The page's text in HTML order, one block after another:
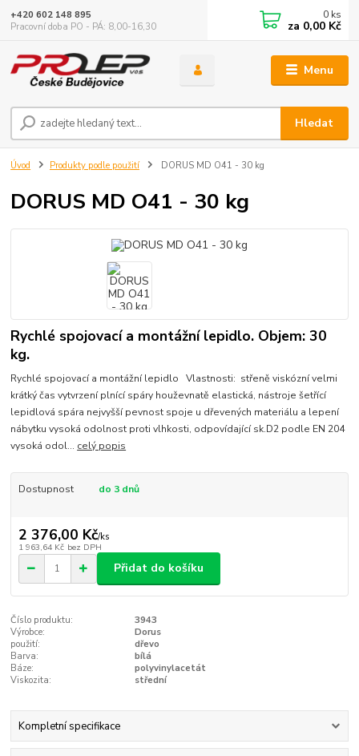
Menu
Hledat
+420 602 148 895
Pracovní doba PO - PÁ: 8,00-16,30
0 ks
za 0,00 Kč
Úvod Produkty podle použití DORUS MD O41 - 30 kg
DORUS MD O41 - 30 kg
Rychlé spojovací a montážní lepidlo. Objem: 30
kg.
Rychlé spojovací a montážní lepidlo Vlastnosti: střeně viskózní velmi
krátký čas vytvrzení plnící spáry houževnatě elastická, nástroje šetřící
lepidlová spára nejvyšší pevnost spoje u dřevených materiálu a lepení
nábytku vysoká odolnost proti vlhkosti, odpovídající sk.D2 podle EN 204
vysoká odol... celý popis
Dostupnost do 3 dnů
2 376,00 Kč/ks
1 963,64 Kč bez DPH
Přidat do košíku
Číslo produktu:
3943
Výrobce:
Dorus
použití:
dřevo
Barva:
bílá
Báze:
polyvinylacetát
Viskozita:
střední
Kompletní specifikace